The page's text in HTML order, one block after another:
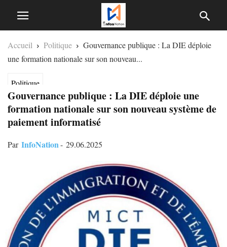
Accueil Politique
Gouvernance publique : La DIE déploie
une formation nationale sur son nouveau...
Politique
Gouvernance publique : La DIE déploie une
formation nationale sur son nouveau système de
paiement informatisé
Par InfoNation- 29.06.2025